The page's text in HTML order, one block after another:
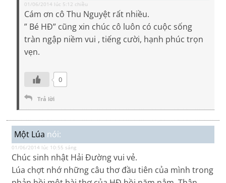
01/06/2014 lúc 5:12 chiều
Cám ơn cô Thu Nguyệt rất nhiều.
” Bé HĐ” cũng xin chúc cô luôn có cuộc sống
tràn ngập niềm vui , tiếng cười, hạnh phúc trọn
vẹn.
0
Trả lời
Một Lúa nói:
01/06/2014 lúc 10:55 sáng
Chúc sinh nhật Hải Đường vui vẻ.
Lúa chợt nhớ những câu thơ đầu tiên của mình trong